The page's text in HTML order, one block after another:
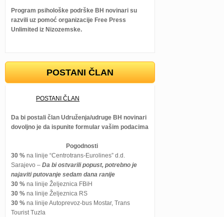
Program psihološke podrške BH novinari su
razvili uz pomoć organizacije Free Press
Unlimited iz Nizozemske.
POSTANI ČLAN
POSTANI ČLAN
Da bi postali član Udruženja/udruge BH novinari
dovoljno je da ispunite formular vašim podacima
Pogodnosti
30 % na linije “Centrotrans-Eurolines” d.d.
Sarajevo – Da bi ostvarili popust, potrebno je
najaviti putovanje sedam dana ranije
30 % na linije Željeznica FBiH
30 % na linije Željeznica RS
30 % na linije Autoprevoz-bus Mostar, Trans
Tourist Tuzla